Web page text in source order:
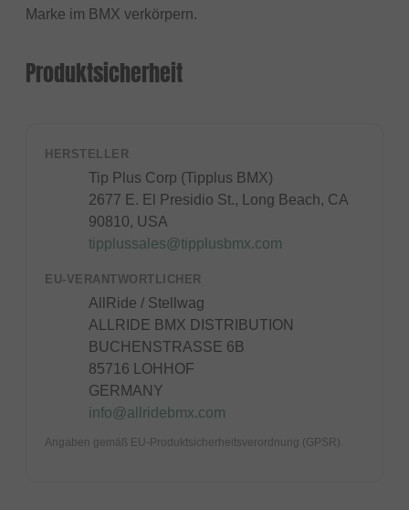
Marke im BMX verkörpern.
Produktsicherheit
HERSTELLER
Tip Plus Corp (Tipplus BMX)
2677 E. El Presidio St., Long Beach, CA
90810, USA
tipplussales@tipplusbmx.com
EU-VERANTWORTLICHER
AllRide / Stellwag
ALLRIDE BMX DISTRIBUTION
BUCHENSTRASSE 6B
85716 LOHHOF
GERMANY
info@allridebmx.com
Angaben gemäß EU-Produktsicherheitsverordnung (GPSR).